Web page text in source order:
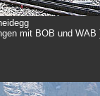
mit BOB und WAB